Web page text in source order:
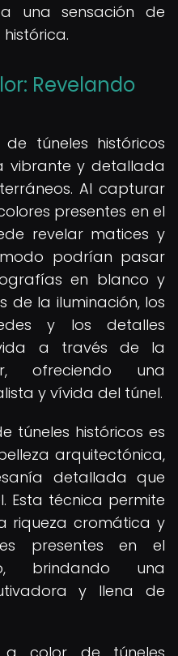
una sensación de
Revelando
túneles históricos
vibrante y detallada
Al capturar
presentes en el
revelar matices y
podrían pasar
en blanco y
de la iluminación, los
y los detalles
a través de la
ofreciendo una
y vívida del túnel.
túneles históricos es
arquitectónica,
detallada que
Esta técnica permite
riqueza cromática y
presentes en el
brindando una
y llena de